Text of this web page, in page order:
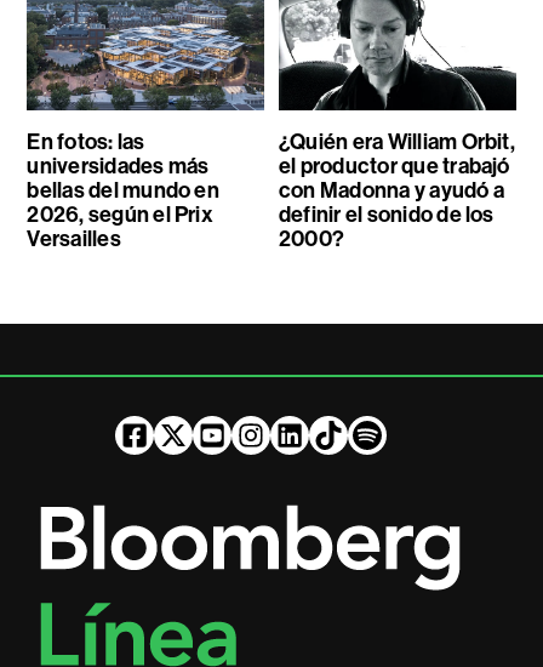
En fotos: las
universidades más
bellas del mundo en
2026, según el Prix
Versailles
¿Quién era William Orbit,
el productor que trabajó
con Madonna y ayudó a
definir el sonido de los
2000?